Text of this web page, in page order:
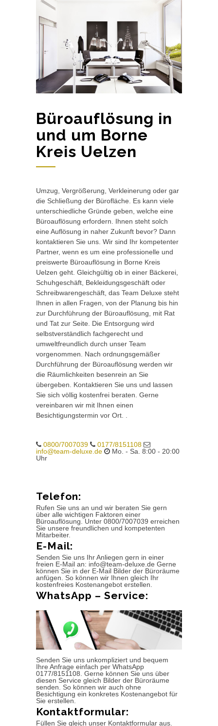
Büroauflösung in
und um Borne
Kreis Uelzen
Umzug, Vergrößerung, Verkleinerung oder gar
die Schließung der Bürofläche. Es kann viele
unterschiedliche Gründe geben, welche eine
Büroauflösung erfordern. Ihnen steht solch
eine Auflösung in naher Zukunft bevor? Dann
kontaktieren Sie uns. Wir sind Ihr kompetenter
Partner, wenn es um eine professionelle und
preiswerte Büroauflösung in Borne Kreis
Uelzen geht. Gleichgültig ob in einer Bäckerei,
Schuhgeschäft, Bekleidungsgeschäft oder
Schreibwarengeschäft, das Team Deluxe steht
Ihnen in allen Fragen, von der Planung bis hin
zur Durchführung der Büroauflösung, mit Rat
und Tat zur Seite. Die Entsorgung wird
selbstverständlich fachgerecht und
umweltfreundlich durch unser Team
vorgenommen. Nach ordnungsgemäßer
Durchführung der Büroauflösung werden wir
die Räumlichkeiten besenrein an Sie
übergeben. Kontaktieren Sie uns und lassen
Sie sich völlig kostenfrei beraten. Gerne
vereinbaren wir mit Ihnen einen
Besichtigungstermin vor Ort. .
0800/7007039
0177/8151108
info@team-deluxe.de
Mo. - Sa. 8:00 - 20:00
Uhr
Telefon:
Rufen Sie uns an und wir beraten Sie gern
über alle wichtigen Faktoren einer
Büroauflösung. Unter 0800/7007039 erreichen
Sie unsere freundlichen und kompetenten
Mitarbeiter.
E-Mail:
Senden Sie uns Ihr Anliegen gern in einer
freien E-Mail an: info@team-deluxe.de Gerne
können Sie in der E-Mail Bilder der Büroräume
anfügen. So können wir Ihnen gleich Ihr
kostenfreies Kostenangebot erstellen.
WhatsApp – Service:
Senden Sie uns unkompliziert und bequem
Ihre Anfrage einfach per WhatsApp
0177/8151108. Gerne können Sie uns über
diesen Service gleich Bilder der Büroräume
senden. So können wir auch ohne
Besichtigung ein konkretes Kostenangebot für
Sie erstellen.
Kontaktformular:
Füllen Sie gleich unser Kontaktformular aus.